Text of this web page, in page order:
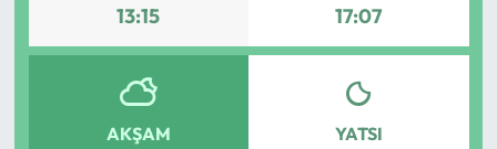
13:15 17:07
AKŞAM YATSI
Spor Yazıları
Mektup Galeri